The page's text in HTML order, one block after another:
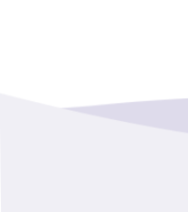
GOBERNACION